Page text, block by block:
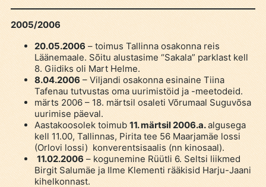
2005/2006
20.05.2006– toimus Tallinna osakonna reis
Läänemaale. Sõitu alustasime “Sakala” parklast kell
8. Giidiks oli Mart Helme.
8.04.2006– Viljandi osakonna esinaine Tiina
Tafenau tutvustas oma uurimistöid ja -meetodeid.
märts 2006 – 18. märtsil osaleti Võrumaal Suguvõsa
uurimise päeval.
Aastakoosolek toimub11. märtsil 2006.a.algusega
kell 11.00, Tallinnas, Pirita tee 56 Maarjamäe lossi
(Orlovi lossi) konverentsisaalis (nn kinosaal).
11.02.2006– kogunemine Rüütli 6. Seltsi liikmed
Birgit Salumäe ja Ilme Klementi rääkisid Harju-Jaani
kihelkonnast.